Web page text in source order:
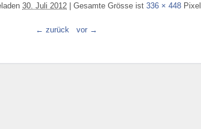
30. Juli 2012 Gesamte Grösse ist 336 × 448 Pixel
← zurück vor →